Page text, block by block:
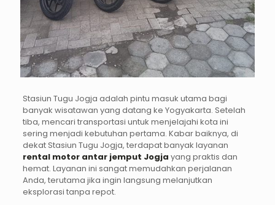
Stasiun Tugu Jogja adalah pintu masuk utama bagi
banyak wisatawan yang datang ke Yogyakarta. Setelah
tiba, mencari transportasi untuk menjelajahi kota ini
sering menjadi kebutuhan pertama. Kabar baiknya, di
dekat Stasiun Tugu Jogja, terdapat banyak layanan
rental motor antar jemput Jogja yang praktis dan
hemat. Layanan ini sangat memudahkan perjalanan
Anda, terutama jika ingin langsung melanjutkan
eksplorasi tanpa repot.